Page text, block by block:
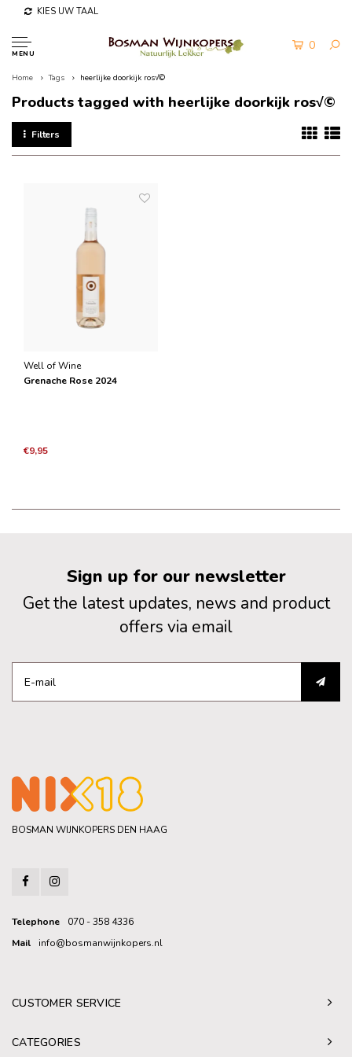
KIES UW TAAL
MENU
0
Home Tags heerlijke doorkijk ros√©
Products tagged with heerlijke doorkijk ros√©
Filters
Well of Wine
Grenache Rose 2024
€9,95
Sign up for our newsletter
Get the latest updates, news and product
offers via email
BOSMAN WIJNKOPERS DEN HAAG
Telephone
070 - 358 4336
Mail
info@bosmanwijnkopers.nl
CUSTOMER SERVICE
CATEGORIES